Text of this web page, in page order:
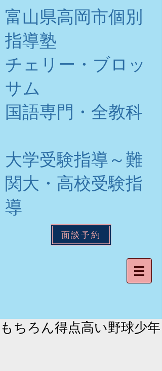
富山県高岡市個別
指導塾
チェリー・ブロッ
サム
​国語専門・全教科
大学受験指導～難
関大・高校受験指
導
面談予約
もちろん得点高い野球少年